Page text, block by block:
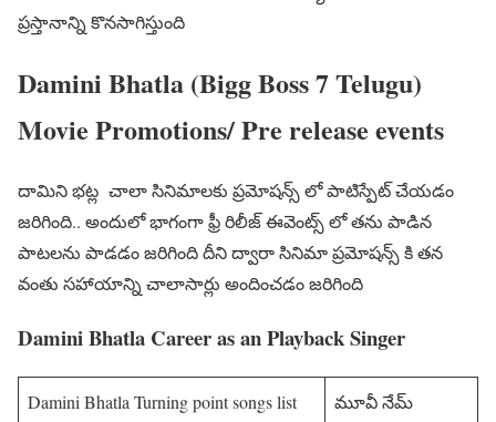
ప్రస్తానాన్ని కొనసాగిస్తుంది
Damini Bhatla (Bigg Boss 7 Telugu)
Movie Promotions/ Pre release events
దామిని భట్ల చాలా సినిమాలకు ప్రమోషన్స్ లో పాటిస్పేట్ చేయడం
జరిగింది.. అందులో భాగంగా ఫ్రీ రిలీజ్ ఈవెంట్స్ లో తను పాడిన
పాటలను పాడడం జరిగింది దీని ద్వారా సినిమా ప్రమోషన్స్ కి తన
వంతు సహాయాన్ని చాలాసార్లు అందించడం జరిగింది
Damini Bhatla Career as an Playback Singer
Damini Bhatla Turning point songs list మూవీ నేమ్